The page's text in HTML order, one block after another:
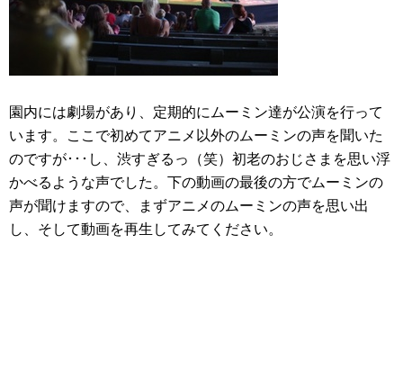
園内には劇場があり、定期的にムーミン達が公演を行って
います。ここで初めてアニメ以外のムーミンの声を聞いた
のですが･･･し、渋すぎるっ（笑）初老のおじさまを思い浮
かべるような声でした。下の動画の最後の方でムーミンの
声が聞けますので、まずアニメのムーミンの声を思い出
し、そして動画を再生してみてください。